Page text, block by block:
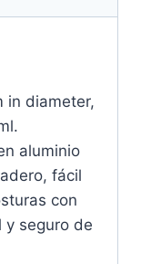
in diameter,
aluminio
fácil
con
seguro de